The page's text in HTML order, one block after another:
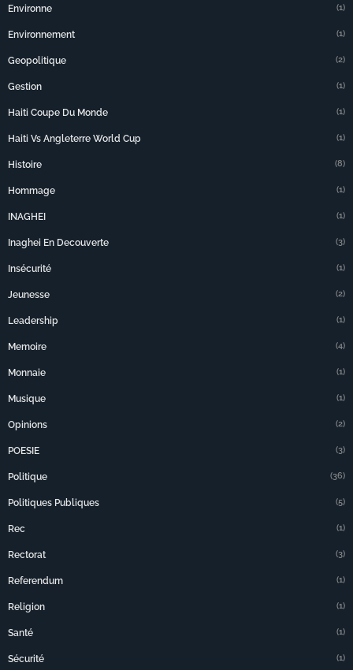
Environne (1)
Environnement (1)
Geopolitique (2)
Gestion (1)
Haiti Coupe Du Monde (1)
Haiti Vs Angleterre World Cup (1)
Histoire (8)
Hommage (1)
INAGHEI (1)
Inaghei En Decouverte (3)
Insécurité (1)
Jeunesse (2)
Leadership (1)
Memoire (4)
Monnaie (1)
Musique (1)
Opinions (2)
POESIE (3)
Politique (36)
Politiques Publiques (5)
Rec (1)
Rectorat (3)
Referendum (1)
Religion (1)
Santé (1)
Sécurité (1)